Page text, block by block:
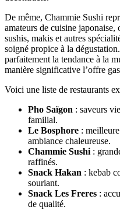
De même, Chammie Sushi
amateurs de cuisine
sushis, makis et autres
soigné propice à la
parfaitement la tendance à la
manière significative l’offre
Voici une liste de restaurants
Pho Saïgon : saveurs
familial.
Le Bosphore :
ambiance chaleureuse.
Chammie Sushi:
raffinés.
Snack Hakan : kebab
souriant.
Snack Les Freres :
de qualité.